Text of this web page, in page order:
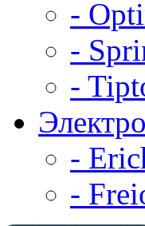
-
-
-
-
-